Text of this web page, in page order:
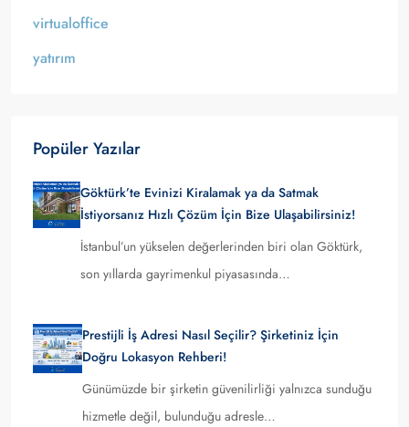
virtualoffice
yatırım
Popüler Yazılar
Göktürk’te Evinizi Kiralamak ya da Satmak
İstiyorsanız Hızlı Çözüm İçin Bize Ulaşabilirsiniz!
İstanbul’un yükselen değerlerinden biri olan Göktürk,
son yıllarda gayrimenkul piyasasında…
Prestijli İş Adresi Nasıl Seçilir? Şirketiniz İçin
Doğru Lokasyon Rehberi!
Günümüzde bir şirketin güvenilirliği yalnızca sunduğu
hizmetle değil, bulunduğu adresle…